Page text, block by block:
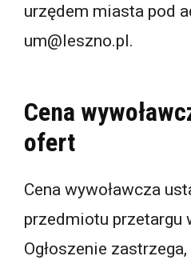
urzędem miasta pod
um@leszno.pl.
Cena
ofert
Cena wywoławcza
przedmiotu przetargu
Ogłoszenie